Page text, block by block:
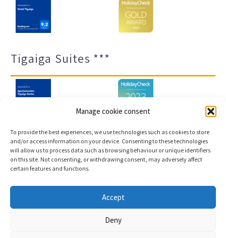
Manage cookie consent
To provide the best experiences, we use technologies such as cookies to store
and/or access information on your device. Consenting to these technologies
will allow us to process data such as browsing behaviour or unique identifiers
on this site. Not consenting, or withdrawing consent, may adversely affect
certain features and functions.
Accept
Deny
Tigaiga Suites ***
Impressum und Datenschutz
Transparenz-Portal
Cookies
Copyright © 2023 |